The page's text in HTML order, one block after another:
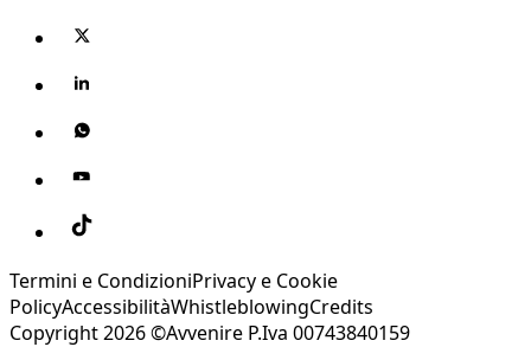
Termini e CondizioniPrivacy e Cookie
PolicyAccessibilitàWhistleblowingCredits
Copyright 2026 ©Avvenire P.Iva 00743840159